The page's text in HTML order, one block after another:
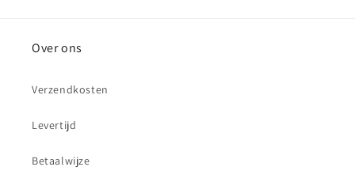
Over ons
Verzendkosten
Levertijd
Betaalwijze